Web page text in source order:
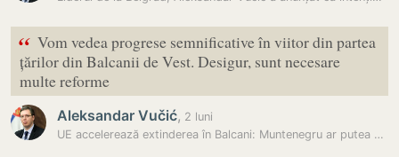
“ Vom vedea progrese semnificative în viitor din partea
țărilor din Balcanii de Vest. Desigur, sunt necesare
multe reforme
Aleksandar Vučić, 2 luni
UE accelerează extinderea în Balcani: Muntenegru ar putea deveni al 28…